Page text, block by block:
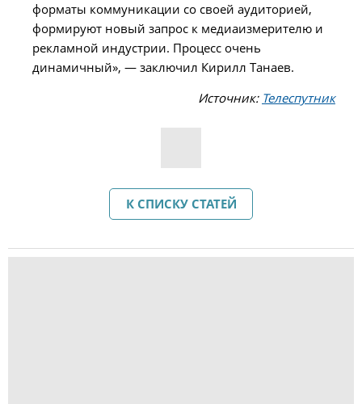
форматы коммуникации со своей аудиторией,
формируют новый запрос к медиаизмерителю и
рекламной индустрии. Процесс очень
динамичный», — заключил Кирилл Танаев.
Источник: Телеспутник
К СПИСКУ СТАТЕЙ